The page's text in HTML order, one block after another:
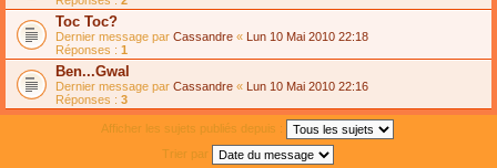
Toc Toc?
Dernier message par Cassandre « Lun 10 Mai 2010 22:18
Réponses : 1
Ben...Gwal
Dernier message par Cassandre « Lun 10 Mai 2010 22:16
Réponses : 3
Afficher les sujets publiés depuis :
Trier par